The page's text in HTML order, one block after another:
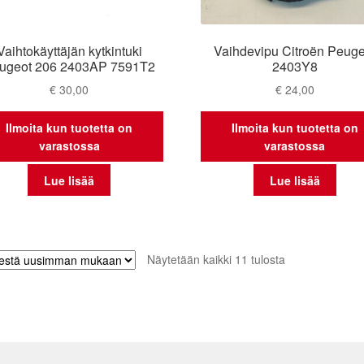
kytkintuki
206 2403AP 7591T2
€ 30,00
Ilmoita kun tuotetta on
varastossa
Lue lisää
Vaihdevipu Citroën
2403Y8
€24,00
Ilmoita kun tuotetta on
varastossa
Lue lisää
Näytetään kaikki 11 tulostaSorted